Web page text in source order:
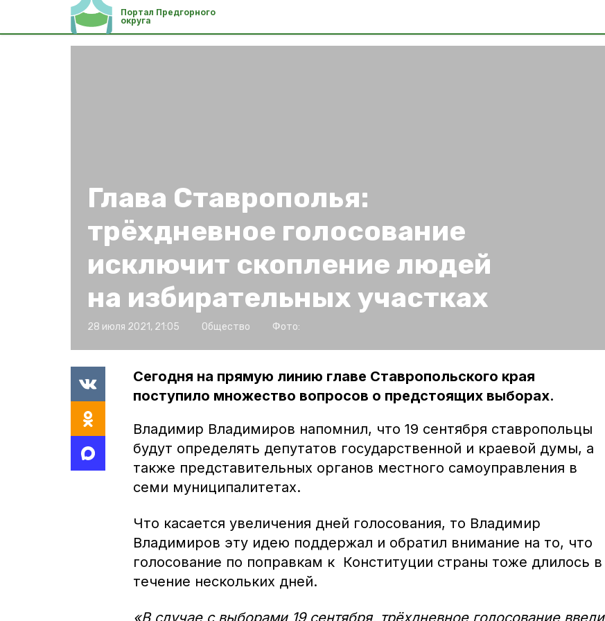
Портал Предгорного
округа
Глава Ставрополья:
трёхдневное голосование
исключит скопление людей
на избирательных участках
28 июля 2021, 21:05 Общество Фото:
Сегодня на прямую линию главе Ставропольского края
поступило множество вопросов о предстоящих выборах.
Владимир Владимиров напомнил, что 19 сентября ставропольцы
будут определять депутатов государственной и краевой думы, а
также представительных органов местного самоуправления в
семи муниципалитетах.
Что касается увеличения дней голосования, то Владимир
Владимиров эту идею поддержал и обратил внимание на то, что
голосование по поправкам к Конституции страны тоже длилось в
течение нескольких дней.
«В случае с выборами 19 сентября, трёхдневное голосование ввели